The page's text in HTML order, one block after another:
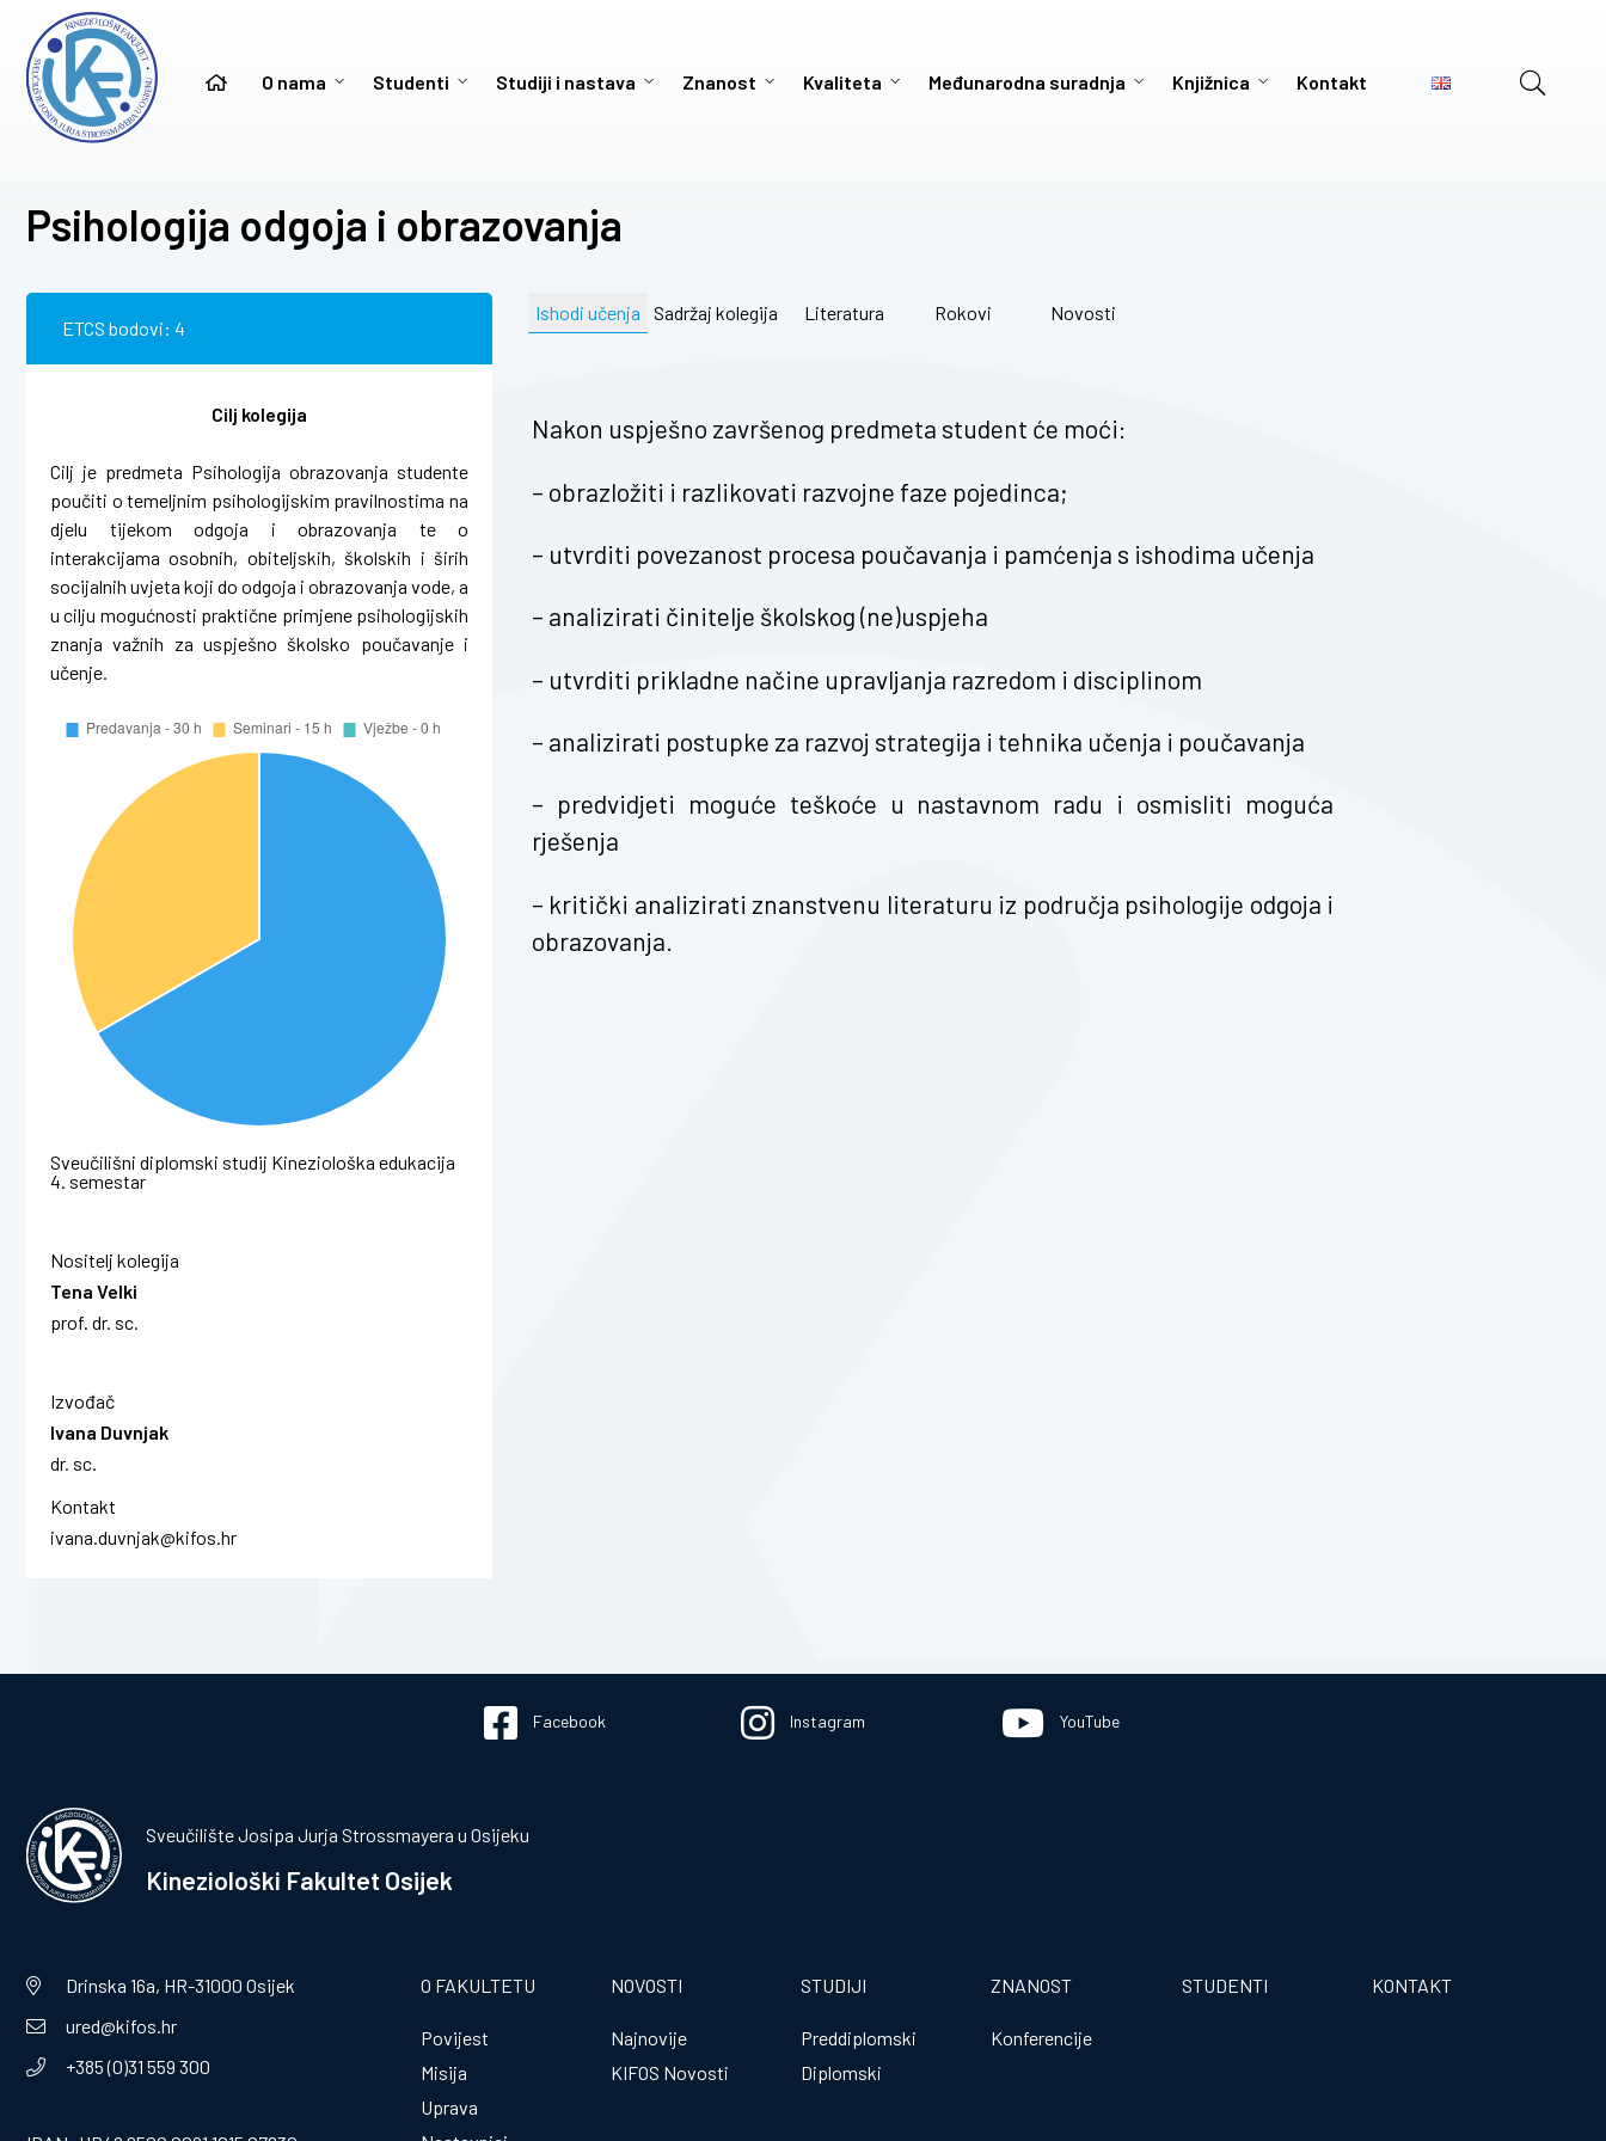
O nama Studenti Studiji i nastava Znanost Kvaliteta Međunarodna suradnja Knjižnica Kontakt
Psihologija odgoja i obrazovanja
ETCS bodovi: 4
Cilj kolegija
Cilj je predmeta Psihologija obrazovanja studente
poučiti o temeljnim psihologijskim pravilnostima na
djelu tijekom odgoja i obrazovanja te o
interakcijama osobnih, obiteljskih, školskih i širih
socijalnih uvjeta koji do odgoja i obrazovanja vode, a
u cilju mogućnosti praktične primjene psihologijskih
znanja važnih za uspješno školsko poučavanje i
učenje.
Sveučilišni diplomski studij Kineziološka edukacija
4. semestar
Nositelj kolegija
Tena Velki
prof. dr. sc.
Izvođač
Ivana Duvnjak
dr. sc.
Kontakt
ivana.duvnjak@kifos.hr
Ishodi učenja Sadržaj kolegija Literatura Rokovi Novosti
Nakon uspješno završenog predmeta student će moći:
– obrazložiti i razlikovati razvojne faze pojedinca;
– utvrditi povezanost procesa poučavanja i pamćenja s ishodima učenja
– analizirati činitelje školskog (ne)uspjeha
– utvrditi prikladne načine upravljanja razredom i disciplinom
– analizirati postupke za razvoj strategija i tehnika učenja i poučavanja
– predvidjeti moguće teškoće u nastavnom radu i osmisliti moguća
rješenja
– kritički analizirati znanstvenu literaturu iz područja psihologije odgoja i
obrazovanja.
Facebook Instagram YouTube
Sveučilište Josipa Jurja Strossmayera u Osijeku
Kineziološki Fakultet Osijek
Drinska 16a, HR-31000 Osijek
ured@kifos.hr
+385 (0)31 559 300
O FAKULTETU
Povijest
Misija
Uprava
NOVOSTI
Najnovije
KIFOS Novosti
STUDIJI
Preddiplomski
Diplomski
ZNANOST
Konferencije
STUDENTI KONTAKT